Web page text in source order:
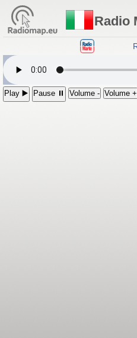
Radio
Play ▶️ Pause ⏸ Volume - Volume +